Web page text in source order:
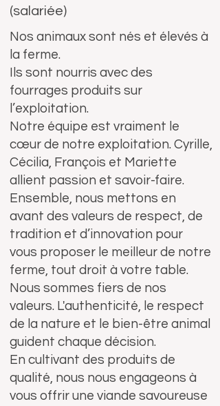
(salariée)
Nos animaux sont nés et élevés à
la ferme.
Ils sont nourris avec des
fourrages produits sur
l’exploitation.
Notre équipe est vraiment le
cœur de notre exploitation. Cyrille,
Cécilia, François et Mariette
allient passion et savoir-faire.
Ensemble, nous mettons en
avant des valeurs de respect, de
tradition et d’innovation pour
vous proposer le meilleur de notre
ferme, tout droit à votre table.
Nous sommes fiers de nos
valeurs. L'authenticité, le respect
de la nature et le bien-être animal
guident chaque décision.
En cultivant des produits de
qualité, nous nous engageons à
vous offrir une viande savoureuse